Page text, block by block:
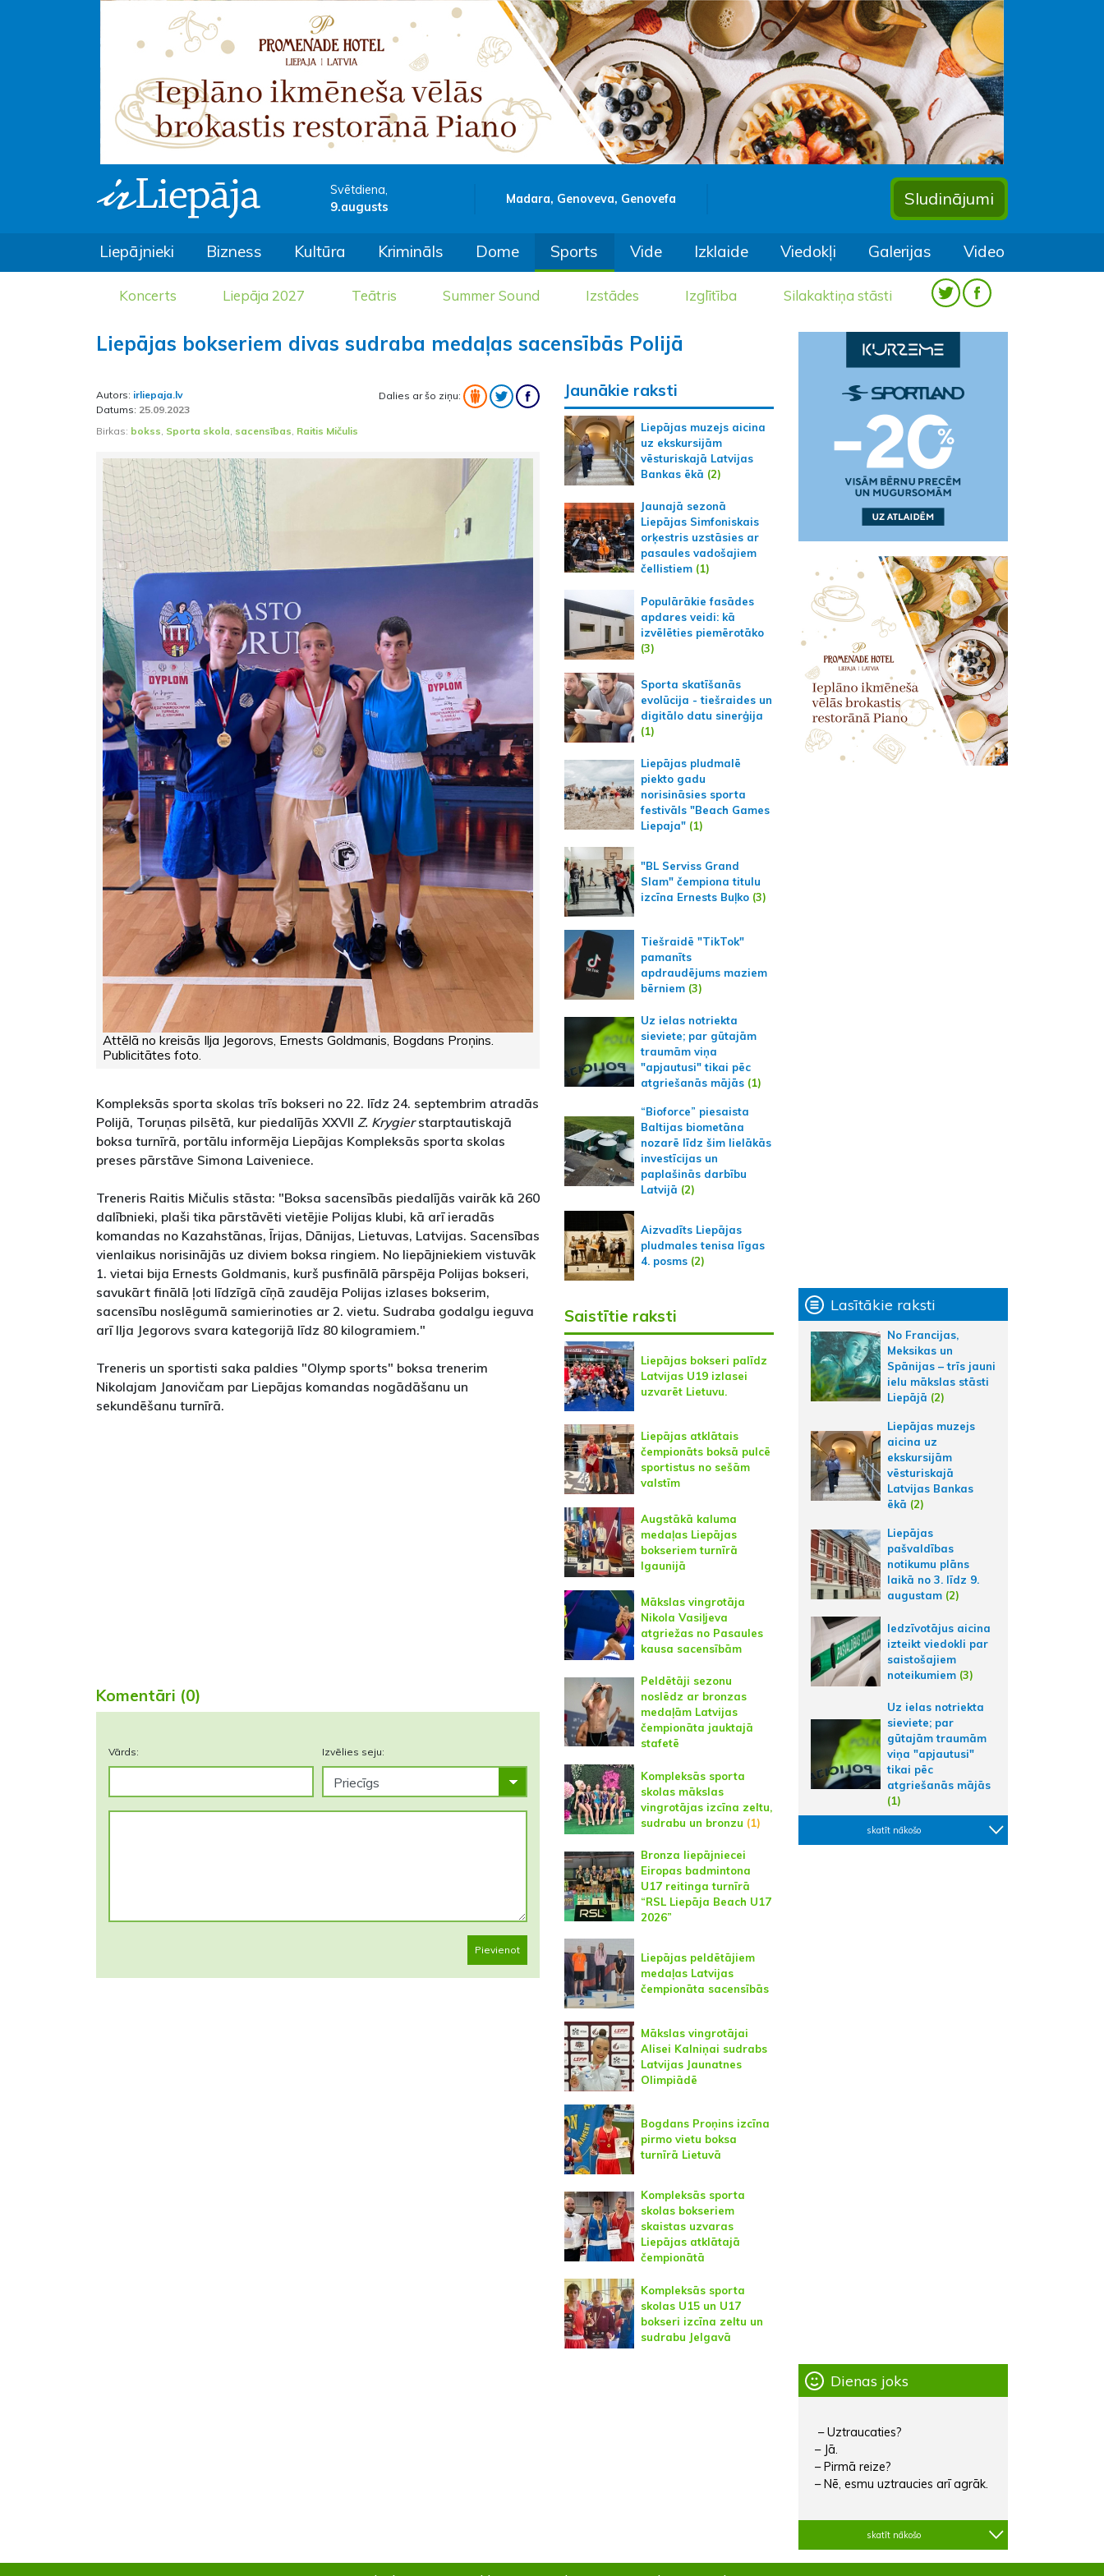
Svētdiena,
9.augusts
Madara, Genoveva, Genovefa Sludinājumi
Liepājnieki Bizness Kultūra Krimināls Dome Sports Vide Izklaide Viedokļi Galerijas Video
Koncerts Liepāja 2027 Teātris Summer Sound Izstādes Izglītība Silakaktiņa stāsti
Liepājas bokseriem divas sudraba medaļas sacensībās Polijā
Autors: irliepaja.lv
Datums: 25.09.2023
Dalies ar šo ziņu:
Birkas: bokss, Sporta skola, sacensības, Raitis Mičulis
Attēlā no kreisās Ilja Jegorovs, Ernests Goldmanis, Bogdans Proņins.
Publicitātes foto.
Kompleksās sporta skolas trīs bokseri no 22. līdz 24. septembrim atradās
Polijā, Toruņas pilsētā, kur piedalījās XXVII Z. Krygierstarptautiskajā
boksa turnīrā, portālu informēja Liepājas Kompleksās sporta skolas
preses pārstāve Simona Laiveniece.
Treneris Raitis Mičulis stāsta: "Boksa sacensībās piedalījās vairāk kā 260
dalībnieki, plaši tika pārstāvēti vietējie Polijas klubi, kā arī ieradās
komandas no Kazahstānas, Īrijas, Dānijas, Lietuvas, Latvijas. Sacensības
vienlaikus norisinājās uz diviem boksa ringiem. No liepājniekiem vistuvāk
1. vietai bija Ernests Goldmanis, kurš pusfinālā pārspēja Polijas bokseri,
savukārt finālā ļoti līdzīgā cīņā zaudēja Polijas izlases bokserim,
sacensību noslēgumā samierinoties ar 2. vietu. Sudraba godalgu ieguva
arī Ilja Jegorovs svara kategorijā līdz 80 kilogramiem."
Treneris un sportisti saka paldies "Olymp sports" boksa trenerim
Nikolajam Janovičam par Liepājas komandas nogādāšanu un
sekundēšanu turnīrā.
Komentāri (0)
Vārds: Izvēlies seju:
Pievienot
Jaunākie raksti
Liepājas muzejs aicina
uz ekskursijām
vēsturiskajā Latvijas
Bankas ēkā (2)
Jaunajā sezonā
Liepājas Simfoniskais
orķestris uzstāsies ar
pasaules vadošajiem
čellistiem(1)
Populārākie fasādes
apdares veidi: kā
izvēlēties piemērotāko
(3)
Sporta skatīšanās
evolūcija - tiešraides un
digitālo datu sinerģija
(1)
Liepājas pludmalē
piekto gadu
norisināsies sporta
festivāls "Beach Games
Liepaja"(1)
"BL Serviss Grand
Slam" čempiona titulu
izcīna Ernests Buļko(3)
Tiešraidē "TikTok"
pamanīts
apdraudējums maziem
bērniem(3)
Uz ielas notriekta
sieviete; par gūtajām
traumām viņa
"apjautusi" tikai pēc
atgriešanās mājās(1)
“Bioforce” piesaista
Baltijas biometāna
nozarē līdz šim lielākās
investīcijas un
paplašinās darbību
Latvijā (2)
Aizvadīts Liepājas
pludmales tenisa līgas
4. posms(2)
Saistītie raksti
Liepājas bokseri palīdz
Latvijas U19 izlasei
uzvarēt Lietuvu.
Liepājas atklātais
čempionāts boksā pulcē
sportistus no sešām
valstīm
Augstākā kaluma
medaļas Liepājas
bokseriem turnīrā
Igaunijā
Mākslas vingrotāja
Nikola Vasiļjeva
atgriežas no Pasaules
kausa sacensībām
Peldētāji sezonu
noslēdz ar bronzas
medaļām Latvijas
čempionāta jauktajā
stafetē
Kompleksās sporta
skolas mākslas
vingrotājas izcīna zeltu,
sudrabu un bronzu (1)
Bronza liepājniecei
Eiropas badmintona
U17 reitinga turnīrā
“RSL Liepāja Beach U17
2026”
Liepājas peldētājiem
medaļas Latvijas
čempionāta sacensībās
Mākslas vingrotājai
Alisei Kalniņai sudrabs
Latvijas Jaunatnes
Olimpiādē
Bogdans Proņins izcīna
pirmo vietu boksa
turnīrā Lietuvā
Kompleksās sporta
skolas bokseriem
skaistas uzvaras
Liepājas atklātajā
čempionātā
Kompleksās sporta
skolas U15 un U17
bokseri izcīna zeltu un
sudrabu Jelgavā
Lasītākie raksti
No Francijas,
Meksikas un
Spānijas – trīs jauni
ielu mākslas stāsti
Liepājā (2)
Liepājas muzejs
aicina uz
ekskursijām
vēsturiskajā
Latvijas Bankas
ēkā (2)
Liepājas
pašvaldības
notikumu plāns
laikā no 3. līdz 9.
augustam (2)
Iedzīvotājus aicina
izteikt viedokli par
saistošajiem
noteikumiem (3)
Uz ielas notriekta
sieviete; par
gūtajām traumām
viņa "apjautusi"
tikai pēc
atgriešanās mājās
(1)
skatīt nākošo
Dienas joks
– Uztraucaties?
– Jā.
– Pirmā reize?
– Nē, esmu uztraucies arī agrāk.
skatīt nākošo